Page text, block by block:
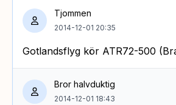
Tjommen
2014-12-01 20:35
Gotlandsflyg kör ATR72-500
Bror halvduktig
2014-12-01 18:43